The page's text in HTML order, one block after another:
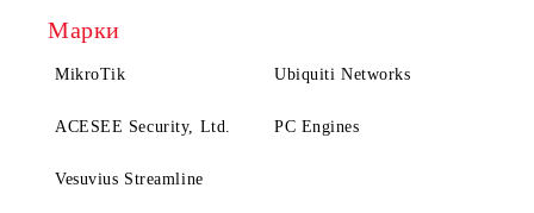
Марки
MikroTik Ubiquiti Networks
ACESEE Security, Ltd. PC Engines
Vesuvius Streamline